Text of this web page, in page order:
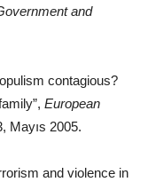
and
contagious?
European
Mayıs 2005.
and violence in